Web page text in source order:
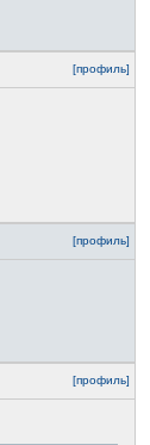
[профиль]
[профиль]
[профиль]